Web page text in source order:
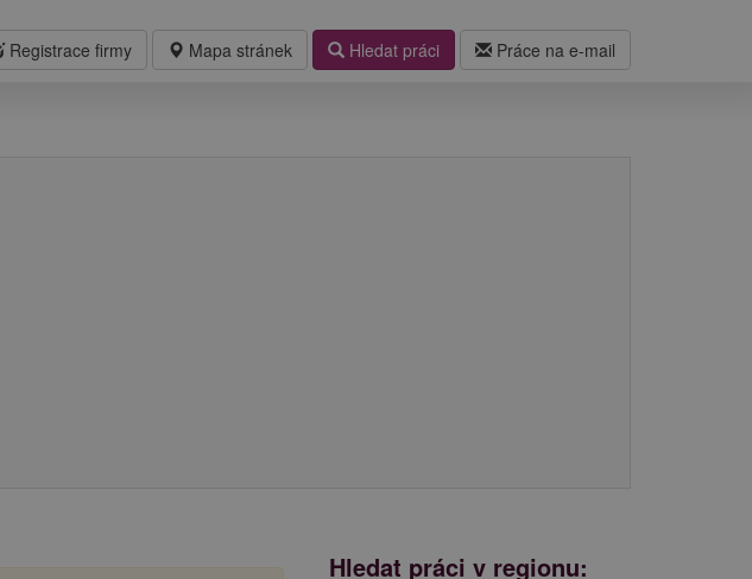
Mapa stránek Hledat práci Práce na e-mail
Registrace firmy
Hledat práci v regionu: